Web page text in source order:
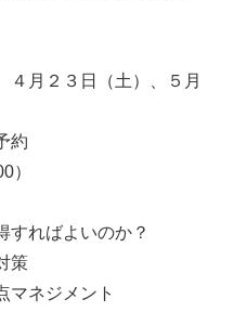
４月２３日（土）、５月
約
）
すればよいのか？
策
マネジメント